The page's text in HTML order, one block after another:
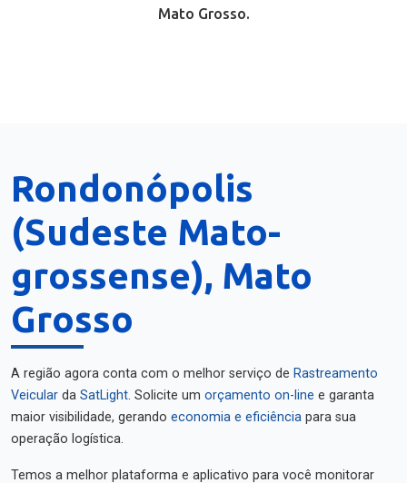
Mato Grosso.
Rondonópolis
(Sudeste Mato-
grossense), Mato
Grosso
A região agora conta com o melhor serviço de Rastreamento
Veicular da SatLight. Solicite um orçamento on-line e garanta
maior visibilidade, gerando economia e eficiência para sua
operação logística.
Temos a melhor plataforma e aplicativo para você monitorar